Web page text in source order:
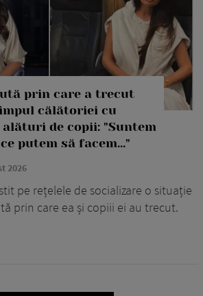
prin care a trecut
călătoriei cu
de copii: "Suntem
putem să facem..."
2026
pe rețelele de socializare o situație
prin care ea și copiii ei au trecut.